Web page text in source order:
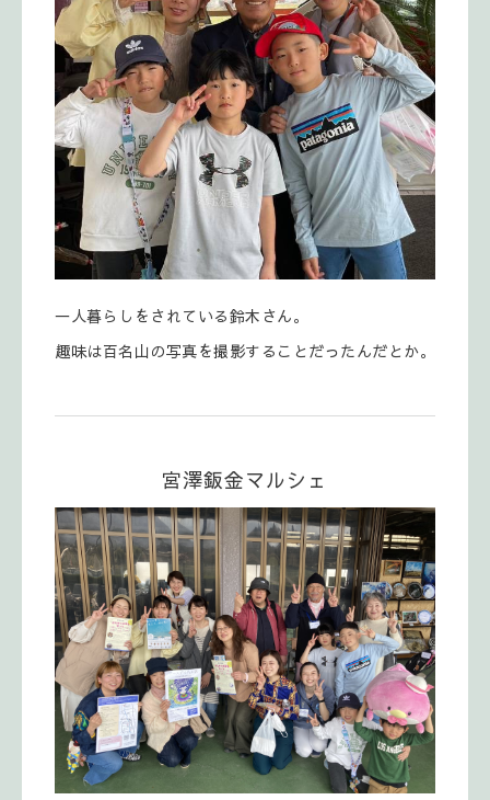
一人暮らしをされている鈴木さん。
趣味は百名山の写真を撮影することだったんだとか。
宮澤鈑金マルシェ